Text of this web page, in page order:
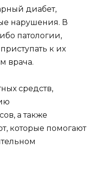
диабет,
нарушения. В
патологии,
к их
врача.
средств,
а также
которые помогают